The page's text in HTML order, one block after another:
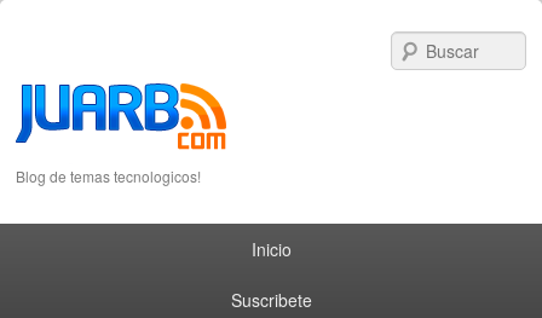
Blog de temas tecnologicos!
Inicio
Suscribete